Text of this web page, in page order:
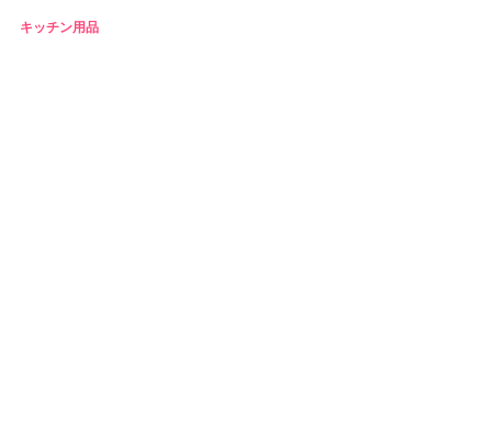
キッチン用品